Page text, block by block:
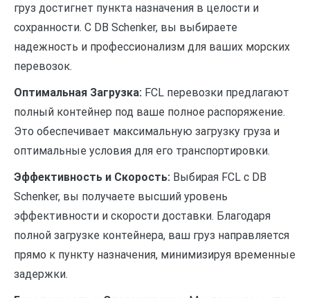
груз достигнет пункта назначения в целости и
сохранности. С DB Schenker, вы выбираете
надежность и профессионализм для ваших морских
перевозок.
Оптимальная Загрузка: FCL перевозки предлагают
полный контейнер под ваше полное распоряжение.
Это обеспечивает максимальную загрузку груза и
оптимальные условия для его транспортировки.
Эффективность и Скорость: Выбирая FCL с DB
Schenker, вы получаете высший уровень
эффективности и скорости доставки. Благодаря
полной загрузке контейнера, ваш груз направляется
прямо к пункту назначения, минимизируя временные
задержки.